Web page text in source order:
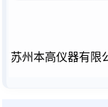
苏州本高仪器有限